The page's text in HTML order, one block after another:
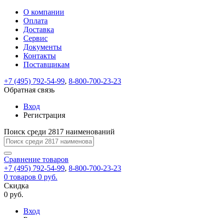
ВходРегистрация
Только
test@example.com
отправлена
по
ней
для
регистрации.
Ок
Только
Запомнить
меня
Забыли
Восстановление
пароля
Заполните
форму.
Мы
отправим
ссылку
на
указанный
электронный
адрес,
перейдя
по
которой
вы
новый
На
вашу
test@test.ru
отправлена
ссылка.
Перейдите
по
для
смены
пароля.
Введите
новый
пароль
Сменить
Пароль
успешно
Войти
Обратная
связь
Сообщение
пользовательского
соглашения
Ваше
сообщение
успешно
О компании
Оплата
Доставка
Сервис
Документы
Контакты
Поставщикам
+7 (495) 792-54-99, 8-800-700-23-23
Обратная связь
Вход
Регистрация
Поиск среди 2817 наименований
Сравнение товаров
+7 (495) 792-54-99, 8-800-700-23-23
0 товаров 0 руб.
Скидка
0 руб.
Вход